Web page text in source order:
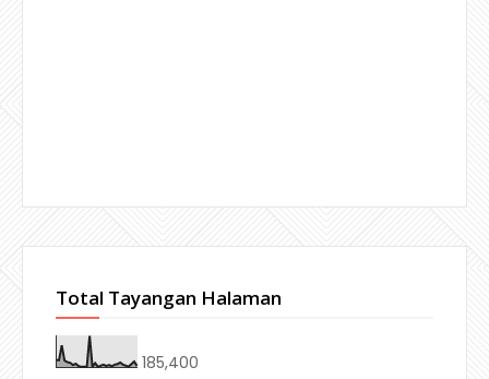
Total Tayangan Halaman
185,400